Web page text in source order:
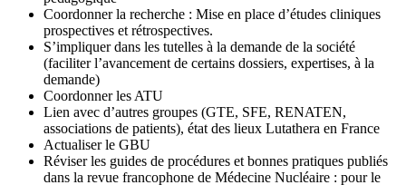
Coordonner la recherche : Mise en place d’études cliniques
prospectives et rétrospectives.
S’impliquer dans les tutelles à la demande de la société
(faciliter l’avancement de certains dossiers, expertises, à la
demande)
Coordonner les ATU
Lien avec d’autres groupes (GTE, SFE, RENATEN,
associations de patients), état des lieux Lutathera en France
Actualiser le GBU
Réviser les guides de procédures et bonnes pratiques publiés
dans la revue francophone de Médecine Nucléaire : pour le